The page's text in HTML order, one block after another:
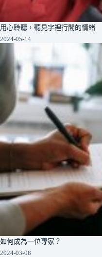
用心聆聽，聽見字裡行間的情緒
2024-05-14
如何成為一位專家？
2024-03-08